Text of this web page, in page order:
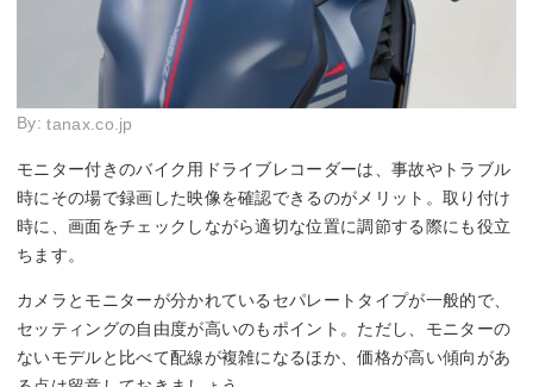
By:tanax.co.jp
モニター付きのバイク用ドライブレコーダーは、事故やトラブル
時にその場で録画した映像を確認できるのがメリット。取り付け
時に、画面をチェックしながら適切な位置に調節する際にも役立
ちます。
カメラとモニターが分かれているセパレートタイプが一般的で、
セッティングの自由度が高いのもポイント。ただし、モニターの
ないモデルと比べて配線が複雑になるほか、価格が高い傾向があ